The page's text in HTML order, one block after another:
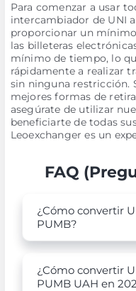
Para comenzar a usar
intercambiador de UNI
proporcionar un
las billeteras
mínimo de tiempo, lo
rápidamente a realizar
sin ninguna restricción.
mejores formas de
asegúrate de utilizar
beneficiarte de todas
Leoexchanger es un
FAQ
¿Cómo convertir
PUMB?
¿Cómo convertir
PUMB UAH en